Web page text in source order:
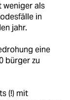
weniger als
in
jahr.
eine
bürger zu
(!) mit